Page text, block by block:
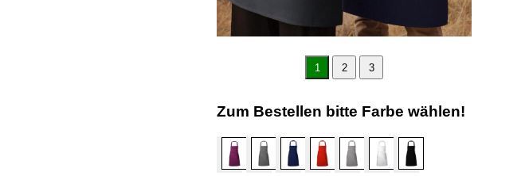
1 2 3
Zum Bestellen bitte Farbe wählen!